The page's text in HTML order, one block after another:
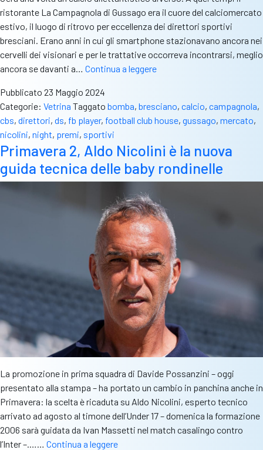
ristorante La Campagnola di Gussago era il cuore del calciomercato
estivo, il luogo di ritrovo per eccellenza dei direttori sportivi
bresciani. Erano anni in cui gli smartphone stazionavano ancora nei
cervelli dei visionari e per le trattative occorreva incontrarsi, meglio
ancora se davanti a… Continua a leggereDs
al
futuro.
3
giugno
alla
l’evento
dedicato
ai
direttori
sportivi
Pubblicato 23 Maggio 2024
Categorie: Vetrina Taggato bomba, bresciano, calcio, campagnola,
cbs, direttori, ds, fb player, football club house, gussago, mercato,
nicolini, night, premi, sportivi
Primavera 2, Aldo Nicolini è la nuova
guida tecnica delle baby rondinelle
La promozione in prima squadra di Davide Possanzini – oggi
presentato alla stampa – ha portato un cambio in panchina anche in
Primavera: la scelta è ricaduta su Aldo Nicolini, esperto tecnico
arrivato ad agosto al timone dell’Under 17 – domenica la formazione
2006 sarà guidata da Ivan Massetti nel match casalingo contro
l’Inter –.…… Continua a leggerePrimavera